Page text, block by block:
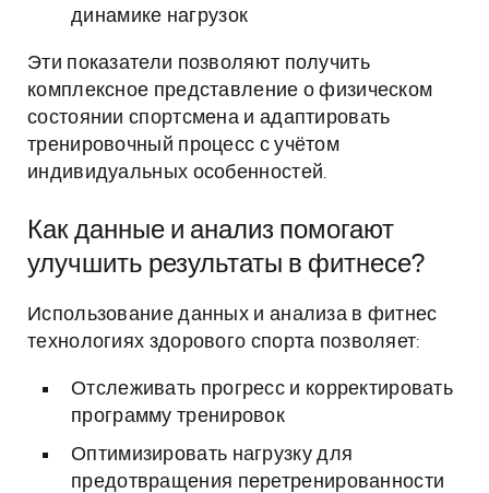
динамике нагрузок
Эти показатели позволяют получить
комплексное представление о физическом
состоянии спортсмена и адаптировать
тренировочный процесс с учётом
индивидуальных особенностей.
Как данные и анализ помогают
улучшить результаты в фитнесе?
Использование данных и анализа в фитнес
технологиях здорового спорта позволяет:
Отслеживать прогресс и корректировать
программу тренировок
Оптимизировать нагрузку для
предотвращения перетренированности